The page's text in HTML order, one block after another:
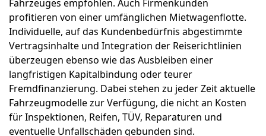
Fahrzeuges empfohlen. Auch Firmenkunden
profitieren von einer umfänglichen Mietwagenflotte.
Individuelle, auf das Kundenbedürfnis abgestimmte
Vertragsinhalte und Integration der Reiserichtlinien
überzeugen ebenso wie das Ausbleiben einer
langfristigen Kapitalbindung oder teurer
Fremdfinanzierung. Dabei stehen zu jeder Zeit aktuelle
Fahrzeugmodelle zur Verfügung, die nicht an Kosten
für Inspektionen, Reifen, TÜV, Reparaturen und
eventuelle Unfallschäden gebunden sind.